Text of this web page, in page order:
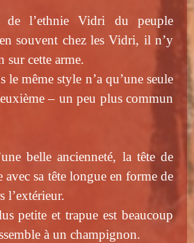
de l’ethnie Vidri du peuple
souvent chez les Vidri, il n’y
sur cette arme.
le même style n’a qu’une seule
– un peu plus commun
belle ancienneté, la tête de
avec sa tête longue en forme de
l’extérieur.
petite et trapue est beaucoup
à un champignon.